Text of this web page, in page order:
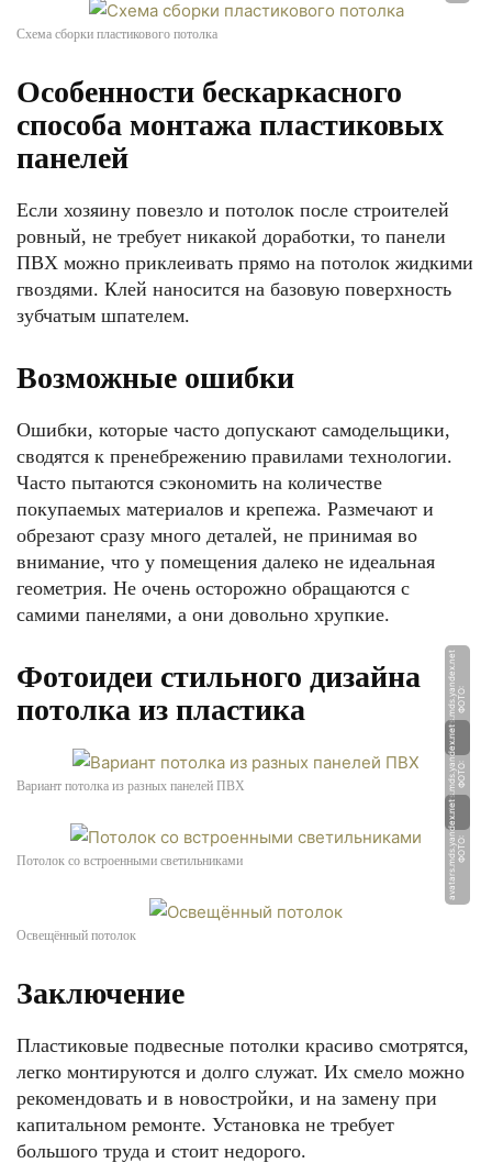
Схема сборки пластикового потолка
Особенности бескаркасного
способа монтажа пластиковых
панелей
Если хозяину повезло и потолок после строителей
ровный, не требует никакой доработки, то панели
ПВХ можно приклеивать прямо на потолок жидкими
гвоздями. Клей наносится на базовую поверхность
зубчатым шпателем.
Возможные ошибки
Ошибки, которые часто допускают самодельщики,
сводятся к пренебрежению правилами технологии.
Часто пытаются сэкономить на количестве
покупаемых материалов и крепежа. Размечают и
обрезают сразу много деталей, не принимая во
внимание, что у помещения далеко не идеальная
геометрия. Не очень осторожно обращаются с
самими панелями, а они довольно хрупкие.
Фотоидеи стильного дизайна
потолка из пластика
Ф
О
Т
О:
a
v
a
t
a
r
s.
m
d
s.
y
a
n
d
e
x.
n
e
t
Вариант потолка из разных панелей ПВХ Ф
О
Т
О:
a
v
a
t
a
r
s.
m
d
s.
y
a
n
d
e
x.
n
e
t
Потолок со встроенными светильниками Ф
О
Т
О:
a
v
a
t
a
r
s.
m
d
s.
y
a
n
d
e
x.
n
e
t
Освещённый потолок
Заключение
Пластиковые подвесные потолки красиво смотрятся,
легко монтируются и долго служат. Их смело можно
рекомендовать и в новостройки, и на замену при
капитальном ремонте. Установка не требует
большого труда и стоит недорого.